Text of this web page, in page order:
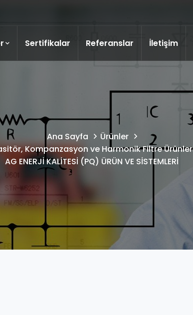
Sertifikalar Referanslar İletişim
Ana Sayfa
Ürünler
Kompanzasyon ve Harmonik Filtre
AG ENERJİ KALİTESİ (PQ) ÜRÜN VE SİSTEMLERİ